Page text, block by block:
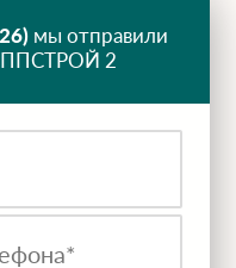
мы отправили
2